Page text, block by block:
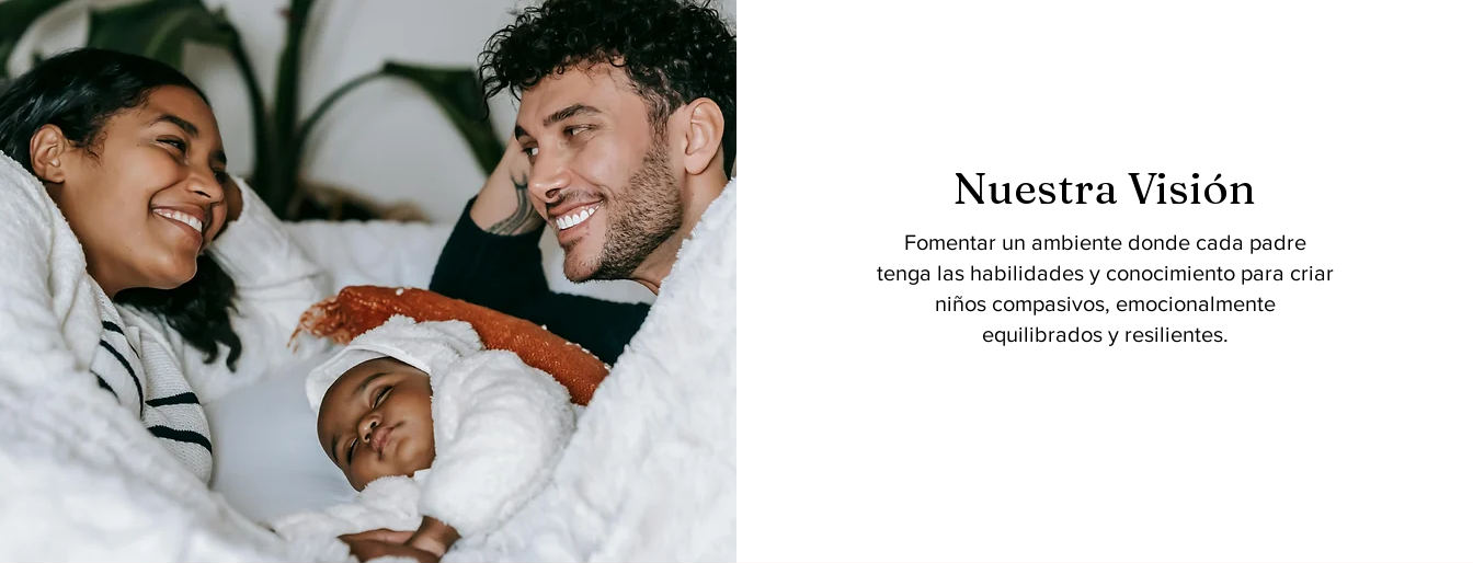
Nuestra Visión
Fomentar un ambiente donde cada padre
tenga las habilidades y conocimiento para criar
niños compasivos, emocionalmente
equilibrados y resilientes.